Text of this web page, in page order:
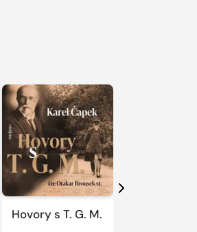
Hovory s T. G. M.
Přehrát
ukázku
Další